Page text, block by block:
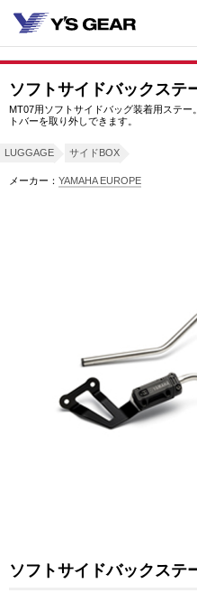
ソフトサイドバックステ
MT07用ソフトサイドバッグ装着用ステ
トバーを取り外しできます。
LUGGAGE サイドBOX
メーカー： YAMAHA EUROPE
ソフトサイドバックステ